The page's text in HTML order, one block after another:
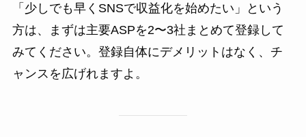
「少しでも早くSNSで収益化を始めたい」という
方は、まずは主要ASPを2〜3社まとめて登録して
みてください。登録自体にデメリットはなく、チ
ャンスを広げれますよ。